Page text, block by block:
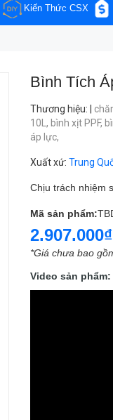
Kiến Thức CSX
Bình Tích
Thương hiệu: |
10L, bình xịt PPF,
áp lực,
Xuất xứ: Trung
Chịu trách nhiệm
Mã sản phẩm:
2.907.000₫
*Giá chưa bao
Video sản phẩm: